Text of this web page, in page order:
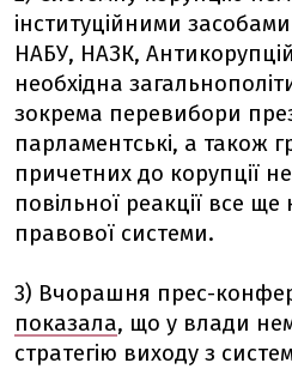
інституційними
НАБУ, НАЗК,
необхідна
зокрема перевибори
парламентські, а також
причетних до корупції
повільної реакції все
правової системи.
3) Вчорашня прес-
показала, що у влади
стратегію виходу з